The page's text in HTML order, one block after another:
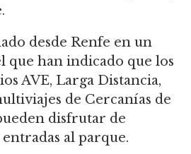
desde Renfe en un
que han indicado que los
AVE, Larga Distancia,
de Cercanías de
disfrutar de
al parque.